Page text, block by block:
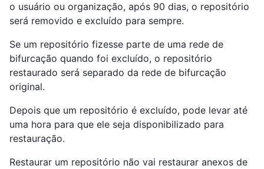
o usuário ou organização, após 90 dias, o repositório
será removido e excluído para sempre.
Se um repositório fizesse parte de uma rede de
bifurcação quando foi excluído, o repositório
restaurado será separado da rede de bifurcação
original.
Depois que um repositório é excluído, pode levar até
uma hora para que ele seja disponibilizado para
restauração.
Restaurar um repositório não vai restaurar anexos de